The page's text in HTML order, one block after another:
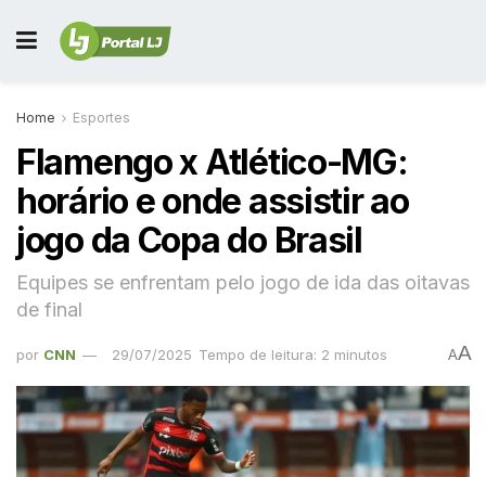
Home Esportes
Flamengo x Atlético-MG:
horário e onde assistir ao
jogo da Copa do Brasil
Equipes se enfrentam pelo jogo de ida das oitavas
de final
por CNN 29/07/2025 Tempo de leitura: 2 minutos AA